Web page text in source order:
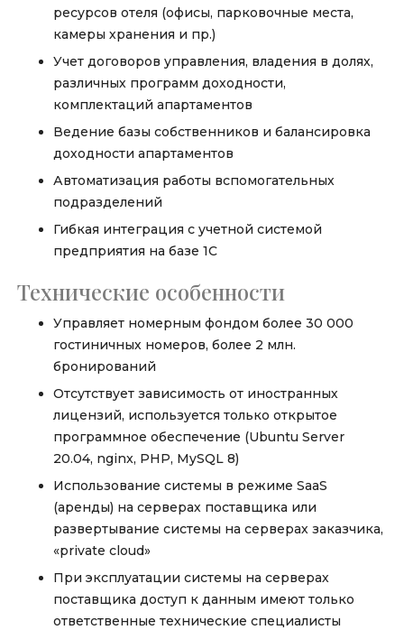
ресурсов отеля (офисы, парковочные места,
камеры хранения и пр.)
Учет договоров управления, владения в долях,
различных программ доходности,
комплектаций апартаментов
Ведение базы собственников и балансировка
доходности апартаментов
Автоматизация работы вспомогательных
подразделений
Гибкая интеграция с учетной системой
предприятия на базе 1С
Технические особенности
Управляет номерным фондом более 30 000
гостиничных номеров, более 2 млн.
бронирований
Отсутствует зависимость от иностранных
лицензий, используется только открытое
программное обеспечение (Ubuntu Server
20.04, nginx, PHP, MySQL 8)
Использование системы в режиме SaaS
(аренды) на серверах поставщика или
развертывание системы на серверах заказчика,
«private cloud»
При эксплуатации системы на серверах
поставщика доступ к данным имеют только
ответственные технические специалисты